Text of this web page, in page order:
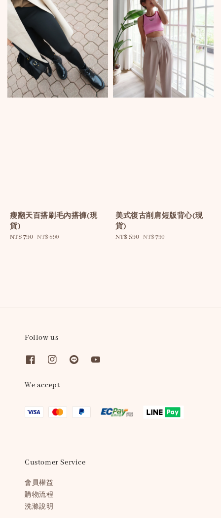
瘦翻天百搭刷毛內搭褲(現
貨)
Sale
NT$ 790 Regular
NT$ 890
美式復古削肩短版背心(現
貨)
Sale
NT$ 590 Regular
NT$ 790
Follow us
We accept
Customer Service
會員權益
購物流程
洗滌說明